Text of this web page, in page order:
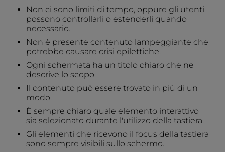
Non ci sono limiti di tempo, oppure gli utenti
possono controllarli o estenderli quando
necessario.
Non è presente contenuto lampeggiante che
potrebbe causare crisi epilettiche.
Ogni schermata ha un titolo chiaro che ne
descrive lo scopo.
Il contenuto può essere trovato in più di un
modo.
È sempre chiaro quale elemento interattivo
sia selezionato durante l'utilizzo della tastiera.
Gli elementi che ricevono il focus della tastiera
sono sempre visibili sullo schermo.